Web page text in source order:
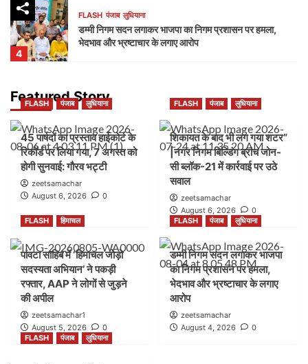
4
FLASH पंजाब लुधियाना
डम्मी निगम सदन लगाकर भाजपा का निगम प्रशासन पर हमला,
भेदभाव और भ्रष्टाचार के लगाए आरोप
5
FLASH
नक्शा भी आया सामने” | ब्लॉक-37 में 2000 गज की कथित
FLASH पंजाब
45 पार्षदों का प्रस्ताव हाईकोर्ट के रिकॉर्ड पर लिया गया, 7
अगस्त को होगी सुनवाई: गौरव भट्टी
2
FLASH पंजाब लुधियाना
शिकायत के बाद भी लग गया शटर” |नगर निगम बिल्डिंग ब्रांच
जोन-सी ब्लॉक-21 में कार्रवाई पर उठे सवाल
FLASH
पांवटा साहिब में ‘हिमाचल जोड़ो सदस्यता अभियान’ ने पकड़ी
रफ्तार, AAP ने लोगों से जुड़ने की अपील
Featured Story
FLASH पंजाब लुधियाना
45 पार्षदों का प्रस्ताव हाईकोर्ट के
रिकॉर्ड पर लिया गया, 7 अगस्त को
होगी सुनवाई: गौरव भट्टी
zeetsamachar
August 6, 2026
0
FLASH पंजाब लुधियाना
शिकायत के बाद भी लग गया शटर”
|नगर निगम बिल्डिंग ब्रांच जोन-
सी ब्लॉक-21 में कार्रवाई पर उठे
सवाल
zeetsamachar
August 6, 2026
0
FLASH
हिमाचल
पांवटा साहिब में ‘हिमाचल जोड़ो
सदस्यता अभियान’ ने पकड़ी
रफ्तार, AAP ने लोगों से जुड़ने
की अपील
zeetsamachar1
August 5, 2026
0
FLASH पंजाब लुधियाना
डम्मी निगम सदन लगाकर भाजपा
का निगम प्रशासन पर हमला,
भेदभाव और भ्रष्टाचार के लगाए
आरोप
zeetsamachar
August 4, 2026
0
FLASH
पंजाब लुधियाना